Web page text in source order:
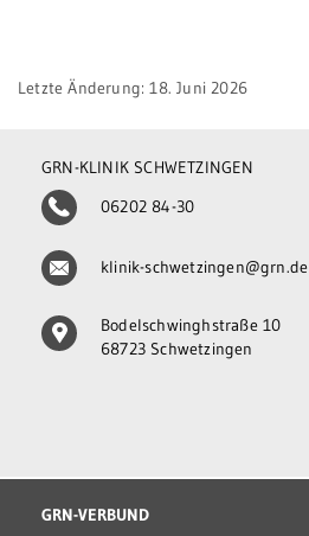
Letzte Änderung: 18. Juni 2026
GRN-KLINIK SCHWETZINGEN
06202 84-30
klinik-schwetzingen@grn.de
Bodelschwinghstraße 10
68723 Schwetzingen
GRN-VERBUND